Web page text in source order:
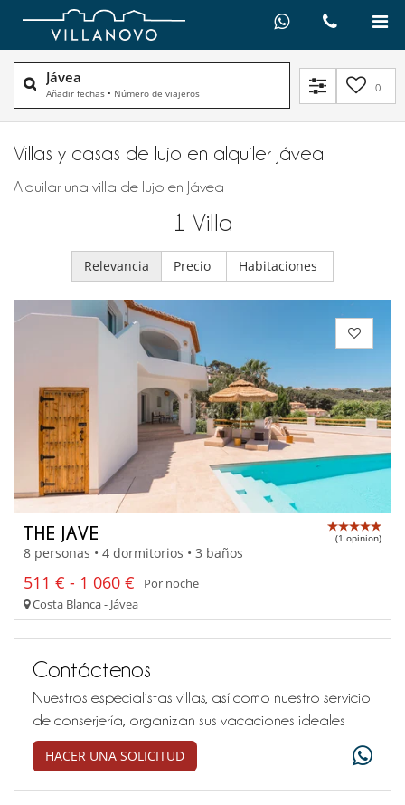
Jávea
Añadir fechas • Número de viajeros 0
Villas y casas de lujo en alquiler​ Jávea
Alquilar una villa de lujo en Jávea
1 Villa
Relevancia Precio Habitaciones
THE JAVE (1 opinion)
8 personas • 4 dormitorios • 3 baños
511 € - 1 060 €
Por noche
Costa Blanca - Jávea
Contáctenos
Nuestros especialistas villas, así como nuestro servicio
de conserjería, organizan sus vacaciones ideales
HACER UNA SOLICITUD